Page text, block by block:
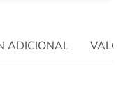
ADICIONAL